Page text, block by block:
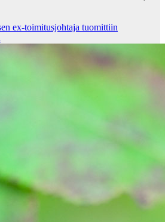
ex-toimitusjohtaja tuomittiin